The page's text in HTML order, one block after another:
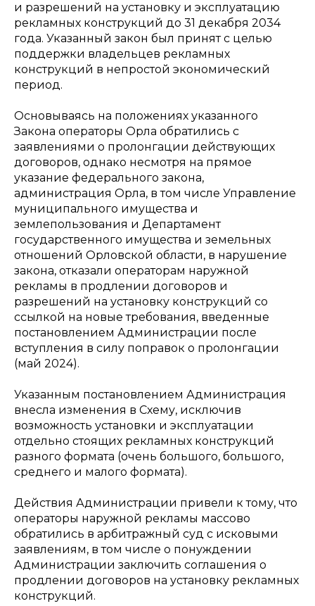
и разрешений на установку и эксплуатацию
рекламных конструкций до 31 декабря 2034
года. Указанный закон был принят с целью
поддержки владельцев рекламных
конструкций в непростой экономический
период.
Основываясь на положениях указанного
Закона операторы Орла обратились с
заявлениями о пролонгации действующих
договоров, однако несмотря на прямое
указание федерального закона,
администрация Орла, в том числе Управление
муниципального имущества и
землепользования и Департамент
государственного имущества и земельных
отношений Орловской области, в нарушение
закона, отказали операторам наружной
рекламы в продлении договоров и
разрешений на установку конструкций со
ссылкой на новые требования, введенные
постановлением Администрации после
вступления в силу поправок о пролонгации
(май 2024).
Указанным постановлением Администрация
внесла изменения в Схему, исключив
возможность установки и эксплуатации
отдельно стоящих рекламных конструкций
разного формата (очень большого, большого,
среднего и малого формата).
Действия Администрации привели к тому, что
операторы наружной рекламы массово
обратились в арбитражный суд с исковыми
заявлениям, в том числе о понуждении
Администрации заключить соглашения о
продлении договоров на установку рекламных
конструкций.